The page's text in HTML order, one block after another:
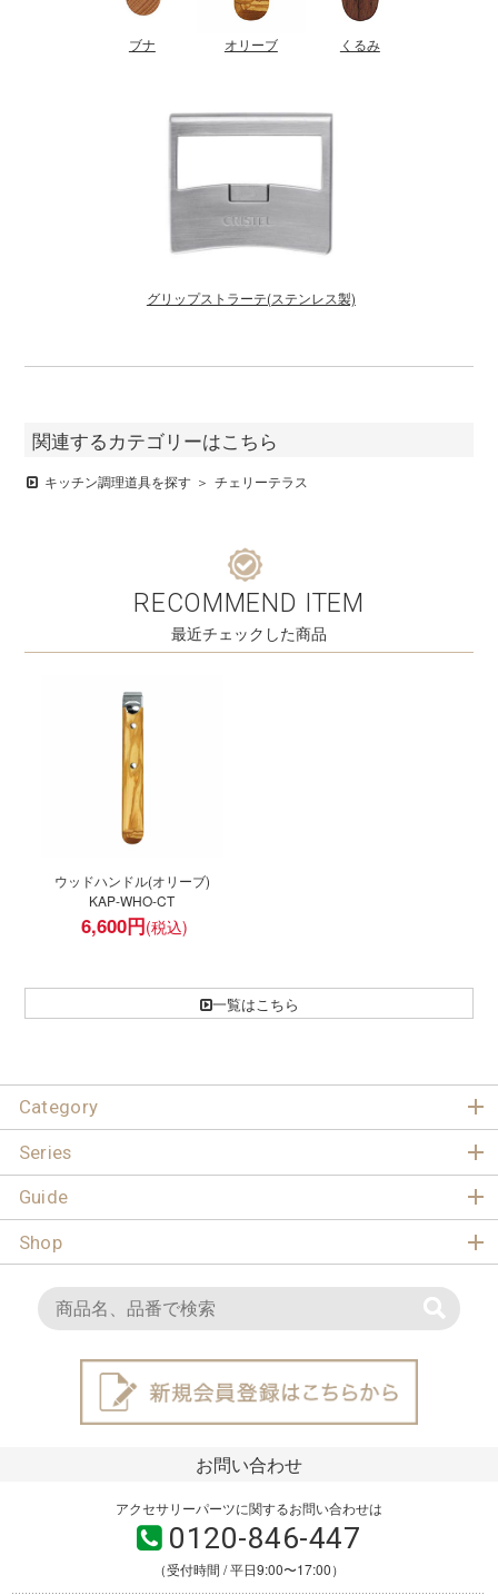
ブナ オリーブ くるみ
グリップストラーテ(ステンレス製)
関連するカテゴリーはこちら
キッチン調理道具を探す チェリーテラス
RECOMMEND ITEM
最近チェックした商品
ウッドハンドル(オリーブ)
KAP-WHO-CT
6,600円
一覧はこちら
Category
Series
Guide
Shop
お問い合わせ
アクセサリーパーツに関するお問い合わせは
0120-846-447
（受付時間 / 平日9:00〜17:00）